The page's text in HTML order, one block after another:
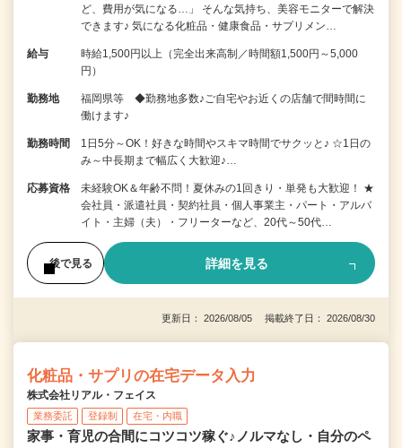
ど、費用が気になる…」 そんな気持ち、美容モニターで解決
できます♪ 気になる化粧品・健康食品・サプリメン…
給与
時給1,500円以上（完全出来高制／時間額1,500円～5,000
円）
勤務地
福岡県等 ◆勤務地多数♪ご自宅やお近くの店舗で間時間に
働けます♪
勤務時間
1日5分～OK！好きな時間やスキマ時間でサクッと♪ ☆1日の
み～中長期まで幅広く大歓迎♪…
応募資格
未経験OK＆年齢不問！夏休みの1回きり・単発も大歓迎！ ★
会社員・派遣社員・契約社員・個人事業主・パート・アルバ
イト・主婦（夫）・フリーターなど、20代～50代…
後で見る 詳細を見る
更新日： 2026/08/05 掲載終了日： 2026/08/30
化粧品・サプリの在宅データ入力
株式会社リアル・フェイス
業務委託 登録制 在宅・内職
家事・育児の合間にコツコツ稼ぐ♪ノルマなし・自分のペ